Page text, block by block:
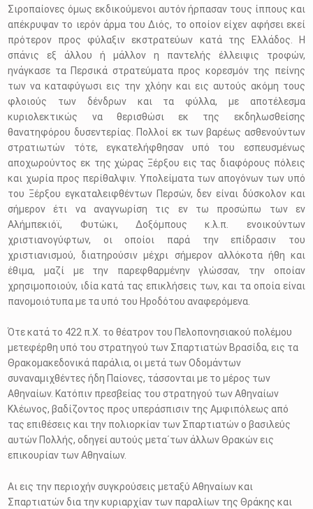
Σιροπαίονες όμως εκδικούμενοι αυτόν ήρπασαν τους ίππους και
απέκρυψαν το ιερόν άρμα του Διός, το οποίον είχεν αφήσει εκεί
πρότερον προς φύλαξιν εκστρατεύων κατά της Ελλάδος. Η
σπάνις εξ άλλου ή μάλλον η παντελής έλλειψις τροφών,
ηνάγκασε τα Περσικά στρατεύματα προς κορεσμόν της πείνης
των να καταφύγωσι εις την χλόην και εις αυτούς ακόμη τους
φλοιούς των δένδρων και τα φύλλα, με αποτέλεσμα
κυριολεκτικώς να θερισθώσι εκ της εκδηλωσθείσης
θανατηφόρου δυσεντερίας. Πολλοί εκ των βαρέως ασθενούντων
στρατιωτών τότε, εγκατελήφθησαν υπό του εσπευσμένως
αποχωρούντος εκ της χώρας Ξέρξου εις τας διαφόρους πόλεις
και χωρία προς περίθαλψιν. Υπολείματα των απογόνων των υπό
του Ξέρξου εγκαταλειφθέντων Περσών, δεν είναι δύσκολον και
σήμερον έτι να αναγνωρίση τις εν τω προσώπω των εν
Αλήμπεκιόϊ, Φυτώκι, Δοξόμπους κ.λ.π. ενοικούντων
χριστιανογύφτων, οι οποίοι παρά την επίδρασιν του
χριστιανισμού, διατηρούσιν μέχρι σήμερον αλλόκοτα ήθη και
έθιμα, μαζί με την παρεφθαρμένην γλώσσαν, την οποίαν
χρησιμοποιούν, ιδία κατά τας επικλήσεις των, και τα οποία είναι
πανομοιότυπα με τα υπό του Ηροδότου αναφερόμενα.
Ότε κατά το 422 π.Χ. το θέατρον του Πελοπονησιακού πολέμου
μετεφέρθη υπό του στρατηγού των Σπαρτιατών Βρασίδα, εις τα
Θρακομακεδονικά παράλια, οι μετά των Οδομάντων
συναναμιχθέντες ήδη Παίονες, τάσσονται με το μέρος των
Αθηναίων. Κατόπιν πρεσβείας του στρατηγού των Αθηναίων
Κλέωνος, βαδίζοντος προς υπεράσπισιν της Αμφιπόλεως από
τας επιθέσεις και την πολιορκίαν των Σπαρτιατών ο βασιλεύς
αυτών Πολλής, οδηγεί αυτούς μετα΄των άλλων Θρακών εις
επικουρίαν των Αθηναίων.
Αι εις την περιοχήν συγκρούσεις μεταξύ Αθηναίων και
Σπαρτιατών δια την κυριαρχίαν των παραλίων της Θράκης και